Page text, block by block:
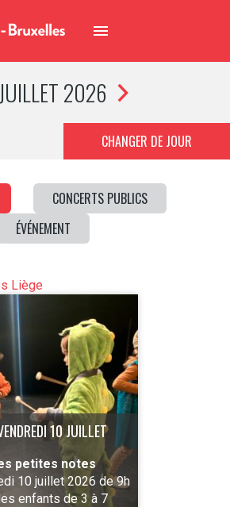
JUILLET 2026
CHANGER DE JOUR
CONCERTS PUBLICS
ÉVÉNEMENT
Liège
10 JUILLET
petites notes
10 juillet 2026 de 9h
enfants de 3 à 7